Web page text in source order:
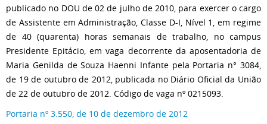
publicado no DOU de 02 de julho de 2010, para exercer o cargo
de Assistente em Administração, Classe D-I, Nível 1, em regime
de 40 (quarenta) horas semanais de trabalho, no campus
Presidente Epitácio, em vaga decorrente da aposentadoria de
Maria Genilda de Souza Haenni Infante pela Portaria n° 3084,
de 19 de outubro de 2012, publicada no Diário Oficial da União
de 22 de outubro de 2012. Código de vaga nº 0215093.
Portaria nº 3.550, de 10 de dezembro de 2012